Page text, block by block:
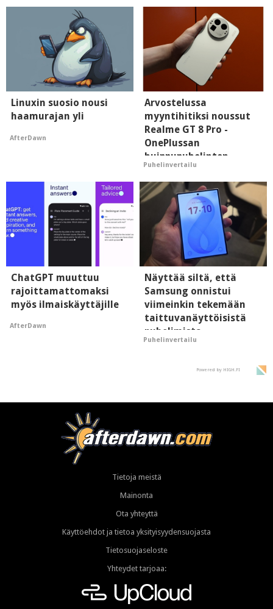
Linuxin suosio nousi
haamurajan yli
AfterDawn
Arvostelussa
myyntihitiksi noussut
Realme GT 8 Pro -
OnePlussan
huippupuhelinten
"perillinen"
Puhelinvertailu
ChatGPT muuttuu
rajoittamattomaksi
myös ilmaiskäyttäjille
AfterDawn
Näyttää siltä, että
Samsung onnistui
viimeinkin tekemään
taittuvanäyttöisistä
puhelimista
supersuosittuja
Puhelinvertailu
Powered by HIGH.FI
Tietoja meistä
Mainonta
Ota yhteyttä
Käyttöehdot ja tietoa yksityisyydensuojasta
Tietosuojaseloste
Yhteydet tarjoaa: